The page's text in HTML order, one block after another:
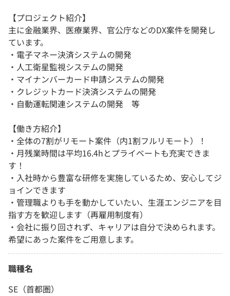
【プロジェクト紹介】
主に金融業界、医療業界、官公庁などのDX案件を開発し
ています。
・電子マネー決済システムの開発
・人工衛星監視システムの開発
・マイナンバーカード申請システムの開発
・クレジットカード決済システムの開発
・自動運転関連システムの開発 等
【働き方紹介】
・全体の7割がリモート案件（内1割フルリモート）！
・月残業時間は平均16.4hとプライベートも充実できま
す！
・入社時から豊富な研修を実施しているため、安心してジ
ョインできます
・管理職よりも手を動かしていたい、生涯エンジニアを目
指す方を歓迎します（再雇用制度有）
・会社に振り回されず、キャリアは自分で決められます。
希望にあった案件をご用意します。
職種名
SE（首都圏）